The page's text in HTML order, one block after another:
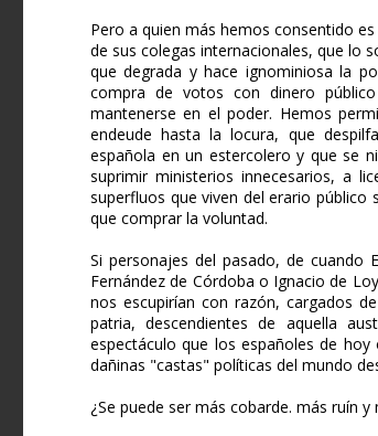
Pero a quien más hemos consentido
de sus colegas internacionales, que lo
que degrada y hace ignominiosa la
compra de votos con dinero
mantenerse en el poder. Hemos
endeude hasta la locura, que
española en un estercolero y que se
suprimir ministerios innecesarios, a
superfluos que viven del erario
que comprar la voluntad.
Si personajes del pasado, de cuando
Fernández de Córdoba o Ignacio de
nos escupirían con razón, cargados
patria, descendientes de aquella
espectáculo que los españoles de
dañinas "castas" políticas del mundo
¿Se puede ser más cobarde. más ruín y